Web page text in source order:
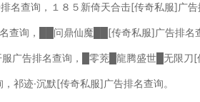
名查询，１８５新倚天合击[传奇私服]广告
询，██问鼎仙魔██[传奇私服]广告排名
广告排名查询，█零茺█龍腾盛世█无限刀[
祁迹·沉默[传奇私服]广告排名查询。